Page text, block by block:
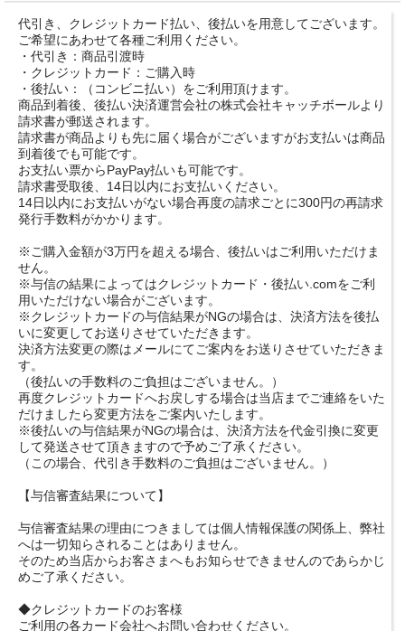
代引き、クレジットカード払い、後払いを用意してございます。
ご希望にあわせて各種ご利用ください。
・代引き：商品引渡時
・クレジットカード：ご購入時
・後払い：（コンビニ払い）をご利用頂けます。
商品到着後、後払い決済運営会社の株式会社キャッチボールより
請求書が郵送されます。
請求書が商品よりも先に届く場合がございますがお支払いは商品
到着後でも可能です。
お支払い票からPayPay払いも可能です。
請求書受取後、14日以内にお支払いください。
14日以内にお支払いがない場合再度の請求ごとに300円の再請求
発行手数料がかかります。
※ご購入金額が3万円を超える場合、後払いはご利用いただけま
せん。
※与信の結果によってはクレジットカード・後払い.comをご利
用いただけない場合がございます。
※クレジットカードの与信結果がNGの場合は、決済方法を後払
いに変更してお送りさせていただきます。
決済方法変更の際はメールにてご案内をお送りさせていただきま
す。
（後払いの手数料のご負担はございません。）
再度クレジットカードへお戻しする場合は当店までご連絡をいた
だけましたら変更方法をご案内いたします。
※後払いの与信結果がNGの場合は、決済方法を代金引換に変更
して発送させて頂きますので予めご了承ください。
（この場合、代引き手数料のご負担はございません。）
【与信審査結果について】
与信審査結果の理由につきましては個人情報保護の関係上、弊社
へは一切知らされることはありません。
そのため当店からお客さまへもお知らせできませんのであらかじ
めご了承ください。
◆クレジットカードのお客様
ご利用の各カード会社へお問い合わせください。